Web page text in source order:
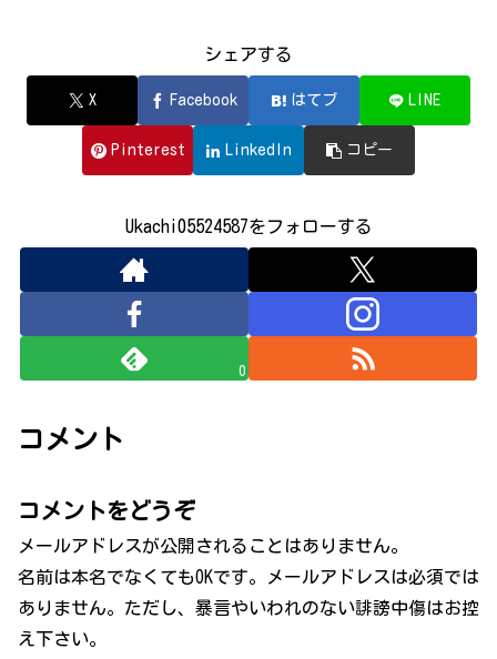
シェアする
X Facebook はてブ LINE
Pinterest LinkedIn コピー
Ukachi05524587をフォローする
0
コメント
コメントをどうぞ
メールアドレスが公開されることはありません。
名前は本名でなくてもOKです。メールアドレスは必須では
ありません。ただし、暴言やいわれのない誹謗中傷はお控
え下さい。